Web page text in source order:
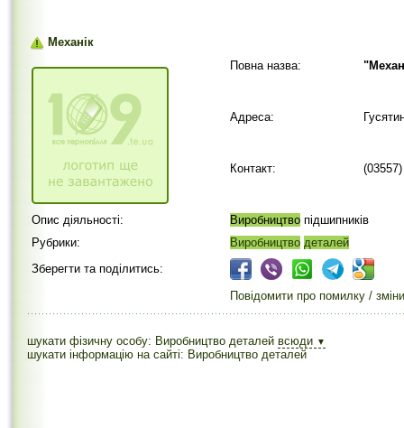
Механік
Повна назва:
Адреса:
Контакт:
Опис діяльності: Виробництво підшипників
Рубрики:
Виробництво деталей
Зберегти та поділитись:
Повідомити про помилку / зміни
шукати фізичну особу: Виробництво деталей всюди ▼
шукати інформацію на сайті: Виробництво деталей